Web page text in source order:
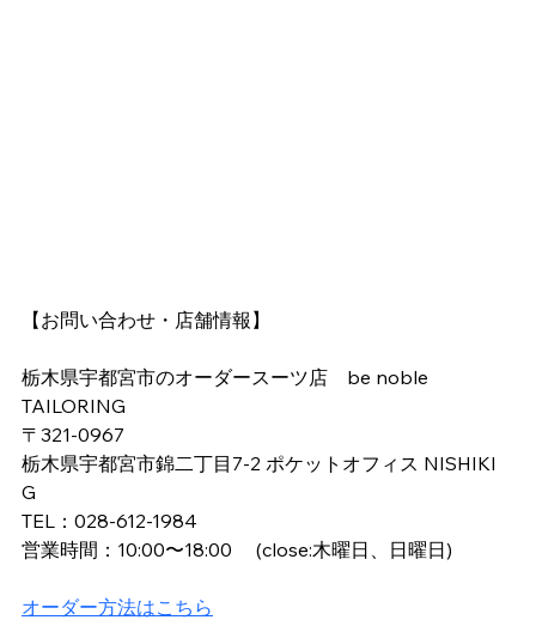
【お問い合わせ・店舗情報】
栃木県宇都宮市のオーダースーツ店　be noble
TAILORING
〒321-0967
栃木県宇都宮市錦二丁目7-2 ポケットオフィス NISHIKI
G
TEL：028-612-1984
​営業時間：10:00〜18:00 　(close:木曜日、日曜日)
オーダー方法はこちら